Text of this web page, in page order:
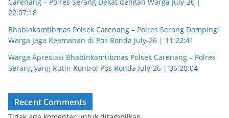
22:07:18
Bhabinkamtibmas Polsek Carenang – Polres Serang Dampingi
Warga Jaga Keamanan di Pos Ronda July-26 | 11:22:41
Warga Apresiasi Bhabinkamtibmas Polsek Carenang – Polres
Serang yang Rutin Kontrol Pos Ronda July-26 | 05:20:04
Recent Comments